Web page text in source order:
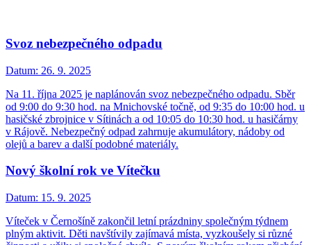
Svoz nebezpečného odpadu
Datum: 26. 9. 2025
Na 11. října 2025 je naplánován svoz nebezpečného odpadu. Sběr
od 9:00 do 9:30 hod. na Mnichovské točně, od 9:35 do 10:00 hod. u
hasičské zbrojnice v Sítinách a od 10:05 do 10:30 hod. u hasičárny
v Rájově. Nebezpečný odpad zahrnuje akumulátory, nádoby od
olejů a barev a další podobné materiály.
Nový školní rok ve Vítečku
Datum: 15. 9. 2025
Víteček v Černošíně zakončil letní prázdniny společným týdnem
plným aktivit. Děti navštívily zajímavá místa, vyzkoušely si různé